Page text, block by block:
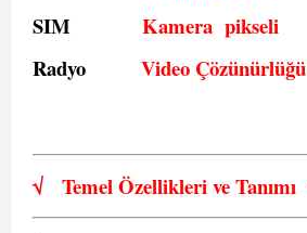
SIM
Kamera pikseli
Radyo
Video Çözünürlüğü
√ Temel Özellikleri veTanımı